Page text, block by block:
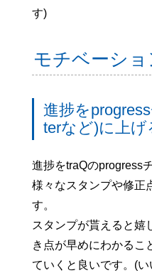
す)
モチベーシ
進捗を
terなど)に上げ
進捗をtraQのprogress
様々なスタンプや修正
す。
スタンプが貰えると嬉
き点が早めにわかるこ
ていくと良いです。(